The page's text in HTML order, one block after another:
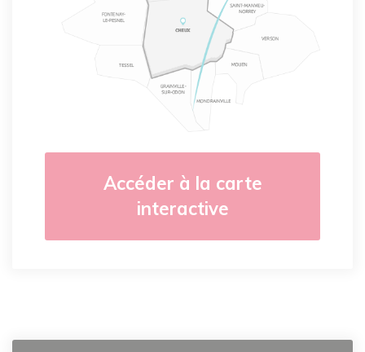
Accéder à la carte
interactive